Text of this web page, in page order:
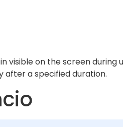
visible on the screen
after a specified duration.